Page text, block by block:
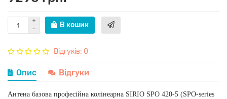
В кошик
Відгуків: 0
Опис Відгуки
Антена базова професійна колінеарна SIRIO SPO 420-5 (SPO-series